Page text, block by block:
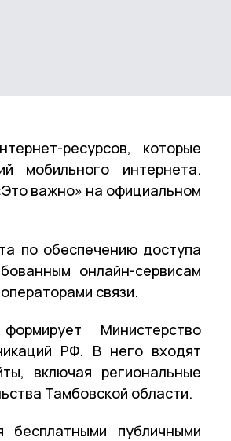
ресурсов, которые
мобильного интернета.
важно» на официальном
по обеспечению доступа
онлайн-сервисам
связи.
Министерство
РФ. В него входят
включая региональные
Тамбовской области.
бесплатными публичными